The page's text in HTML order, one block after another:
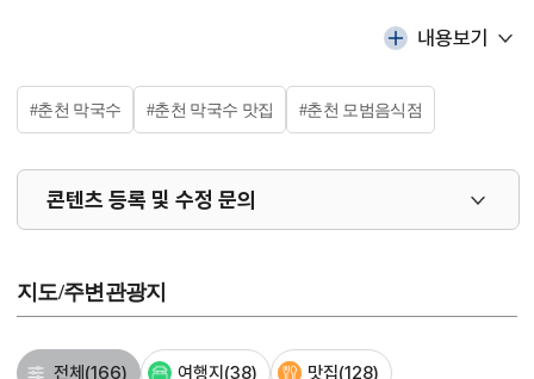
내용보기
#춘천 막국수 #춘천 막국수 맛집 #춘천 모범음식점
콘텐츠 등록 및 수정 문의
지도/주변관광지
전체 (166) 여행지 (38) 맛집(128)